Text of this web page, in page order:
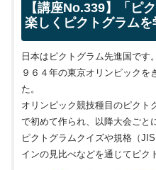
【講座No.339】「ピ
楽しくピクトグラムを
日本はピクトグラム先進国です
９６４年の東京オリンピックを
た。
オリンピック競技種目のピクト
で初めて作られ、以降大会ごと
ピクトグラムクイズや規格（
インの見比べなどを通じてピク